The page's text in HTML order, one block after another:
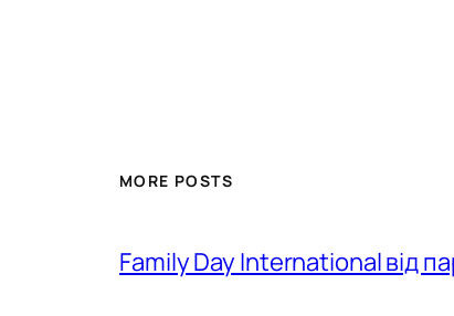
MORE POSTS
Family Day International від